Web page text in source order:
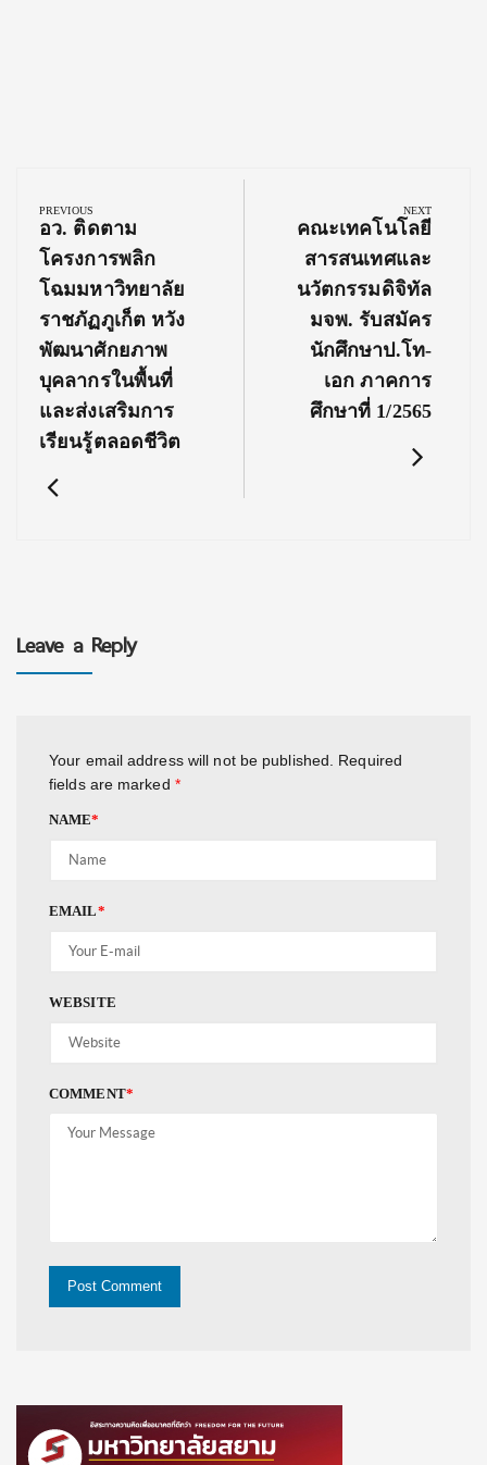
navigation
PREVIOUS
Previous
Post:
อว. ติดตาม
โครงการพลิก
โฉมมหาวิทยาลัย
ราชภัฏภูเก็ต หวัง
พัฒนาศักยภาพ
บุคลากรในพื้นที่
และส่งเสริมการ
เรียนรู้ตลอดชีวิต
NEXT
Next
Post:
คณะเทคโนโลยี
สารสนเทศและ
นวัตกรรมดิจิทัล
มจพ. รับสมัคร
นักศึกษาป.โท-
เอก ภาคการ
ศึกษาที่ 1/2565
Leave a Reply
Your email address will not be published.
Required
fields are marked *
NAME*
EMAIL*
WEBSITE
COMMENT*